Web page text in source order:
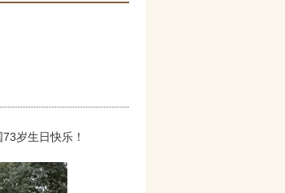
岁生日快乐！